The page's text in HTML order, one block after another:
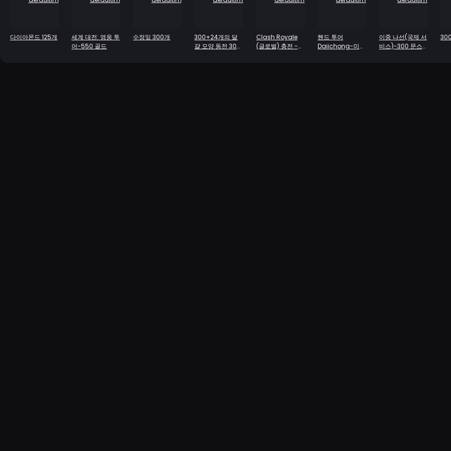
다이아몬드 125개
세계 대전: 영웅 투
어-550 골드
수정잎 300개
300+24개의 달
걀 모양 동전 300
Clash Royale
(글로벌) 충전 -
핸드 투어
Daiichong-미니
이중 나선(국제 서
비스)-300 문스